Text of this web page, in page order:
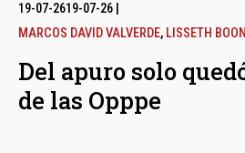
19-07-2619-07-26
MARCOS DAVID VALVERDE, LISSETH BOON
Del apuro solo
de las Opppe